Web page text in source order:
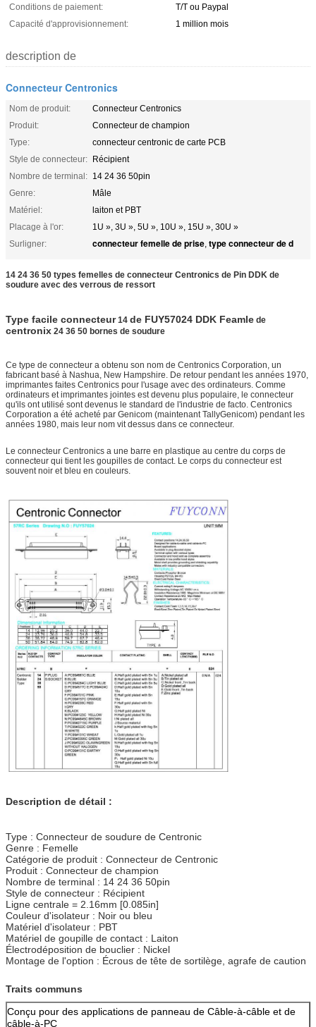
Conditions de paiement:
T/T ou Paypal
Capacité d'approvisionnement:
1 million mois
description de
Connecteur Centronics
Nom de produit:
Connecteur Centronics
Produit:
Connecteur de champion
Type:
connecteur centronic de carte PCB
Style de connecteur: Récipient
Nombre de terminal: 14 24 36 50pin
Genre:
Mâle
Matériel:
laiton et PBT
Placage à l'or:
1U », 3U », 5U », 10U », 15U », 30U »
Surligner:
connecteur femelle de prise, type connecteur de d
14 24 36 50 types femelles de connecteur Centronics de Pin DDK de
soudure avec des verrous de ressort
Type facile connecteur14 de FUY57024 DDK Feamle de
centronix 24 36 50 bornes de soudure
Ce type de connecteur a obtenu son nom de Centronics Corporation, un
fabricant basé à Nashua, New Hampshire. De retour pendant les années 1970,
imprimantes faites Centronics pour l'usage avec des ordinateurs. Comme
ordinateurs et imprimantes jointes est devenu plus populaire, le connecteur
qu'ils ont utilisé sont devenus le standard de l'industrie de facto. Centronics
Corporation a été acheté par Genicom (maintenant TallyGenicom) pendant les
années 1980, mais leur nom vit dessus dans ce connecteur.
Le connecteur Centronics a une barre en plastique au centre du corps de
connecteur qui tient les goupilles de contact. Le corps du connecteur est
souvent noir et bleu en couleurs.
Description de détail :
Type : Connecteur de soudure de Centronic
Genre : Femelle
Catégorie de produit : Connecteur de Centronic
Produit : Connecteur de champion
Nombre de terminal : 14 24 36 50pin
Style de connecteur : Récipient
Ligne centrale = 2.16mm [0.085in]
Couleur d'isolateur : Noir ou bleu
Matériel d'isolateur : PBT
Matériel de goupille de contact : Laiton
Électrodéposition de bouclier : Nickel
Montage de l'option : Écrous de tête de sortilège, agrafe de caution
Traits communs
Conçu pour des applications de panneau de Câble-à-câble et de
câble-à-PC